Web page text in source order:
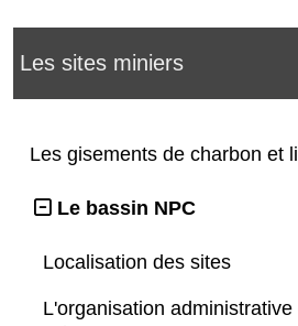
Les sites miniers
Les gisements de charbon et
Le bassin NPC
Localisation des sites
L'organisation